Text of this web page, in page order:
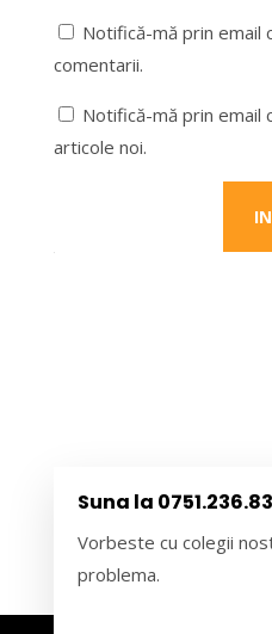
Notifică-mă prin email
comentarii.
Notifică-mă prin email
articole noi.
Suna la
Vorbeste cu colegii
problema.